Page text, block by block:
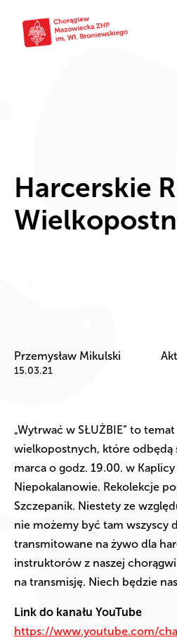
Harcerskie
Przemysław Mikulski
15.03.21
„Wytrwać w SŁUŻBIE” to
wielkopostnych, które odbędą
marca o godz. 19.00. w
Niepokalanowie. Rekolekcje
Szczepanik. Niestety ze
nie możemy być tam wszyscy
transmitowane na żywo dla
instruktorów z naszej
na transmisję. Niech będzie
Link do kanału YouTube
https://www.youtube.com/